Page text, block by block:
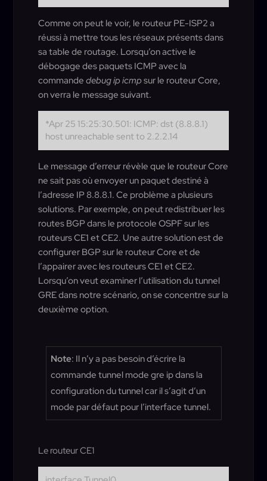
Comme on peut le voir, le routeur PE-ISP2 a
réussi à mettre tous les réseaux présents dans
sa table de routage. Lorsqu’on active le
débogage des paquets ICMP avec la
commande debug ip icmpsur le routeur Core,
on verra le message suivant.
*Apr 25 15:25:30.501: ICMP: dst (8.8.8.1)
host unreachable sent to 2.2.2.14
Le message d’erreur révèle que le routeur Core
ne sait pas où envoyer un paquet destiné à
l’adresse IP 8.8.8.1. Ce problème a plusieurs
solutions. Par exemple, on peut redistribuer les
routes BGP dans le protocole OSPF sur les
routeurs CE1 et CE2. Une autre solution est de
configurer BGP sur le routeur Core et de
l’appairer avec les routeurs CE1 et CE2.
Lorsqu’on veut examiner l’utilisation du tunnel
GRE dans notre scénario, on se concentre sur la
deuxième option.
Note: Il n’y a pas besoin d’écrire la
commande tunnel mode gre ip dans la
configuration du tunnel car il s’agit d’un
mode par défaut pour l’interface tunnel.
Le routeur CE1